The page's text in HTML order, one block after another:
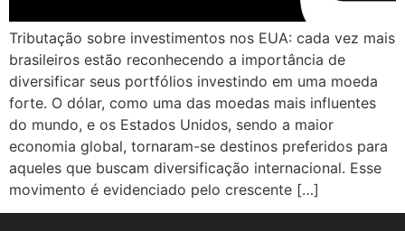
Tributação sobre investimentos nos EUA: cada vez mais
brasileiros estão reconhecendo a importância de
diversificar seus portfólios investindo em uma moeda
forte. O dólar, como uma das moedas mais influentes
do mundo, e os Estados Unidos, sendo a maior
economia global, tornaram-se destinos preferidos para
aqueles que buscam diversificação internacional. Esse
movimento é evidenciado pelo crescente […]